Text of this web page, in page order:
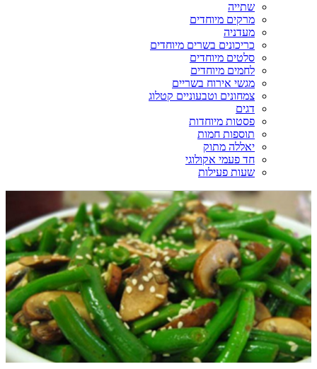
שתייה
מרקים מיוחדים
מעדניה
כריכונים בשרים מיוחדים
סלטים מיוחדים
לחמים מיוחדים
מגשי אירוח בשריים
צמחונים וטבעוניים קטלוג
דגים
פסטות מיוחדות
תוספות חמות
יאללה מתוק
חד פעמי אקולוגי
שעות פעילות